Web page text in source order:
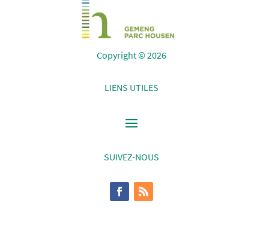
Copyright © 2026
LIENS UTILES
SUIVEZ-NOUS